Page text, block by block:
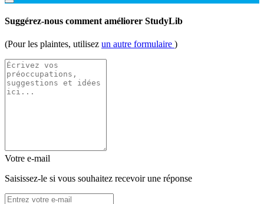
Suggérez-nous comment améliorer StudyLib
(Pour les plaintes, utilisez un autre formulaire )
Votre e-mail
Saisissez-le si vous souhaitez recevoir une réponse